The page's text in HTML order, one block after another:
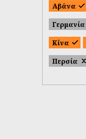
Αβάνα
Γερμανία
Κίνα
Περσία